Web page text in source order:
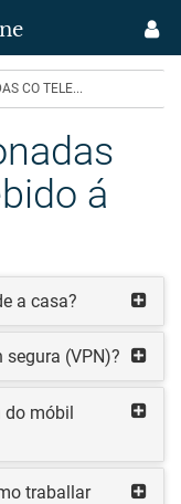
CO TELE...
á
a casa?
(VPN)?
do móbil
traballar